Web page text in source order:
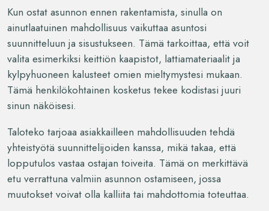
Kun ostat asunnon ennen rakentamista, sinulla on
ainutlaatuinen mahdollisuus vaikuttaa asuntosi
suunnitteluun ja sisustukseen. Tämä tarkoittaa, että voit
valita esimerkiksi keittiön kaapistot, lattiamateriaalit ja
kylpyhuoneen kalusteet omien mieltymystesi mukaan.
Tämä henkilökohtainen kosketus tekee kodistasi juuri
sinun näköisesi.
Taloteko tarjoaa asiakkailleen mahdollisuuden tehdä
yhteistyötä suunnittelijoiden kanssa, mikä takaa, että
lopputulos vastaa ostajan toiveita. Tämä on merkittävä
etu verrattuna valmiin asunnon ostamiseen, jossa
muutokset voivat olla kalliita tai mahdottomia toteuttaa.